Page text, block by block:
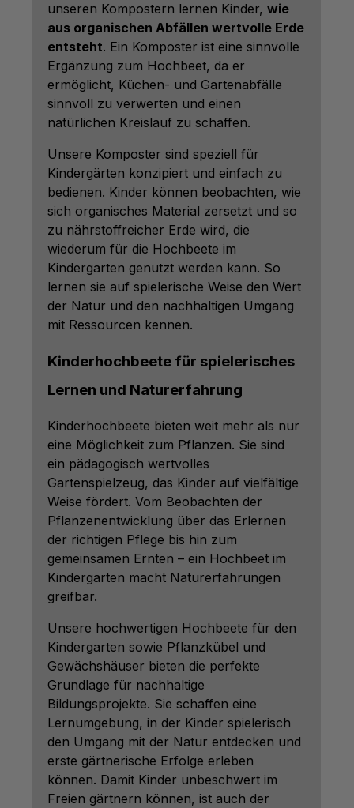
unseren Kompostern lernen Kinder, wie
aus organischen Abfällen wertvolle Erde
entsteht. Ein Komposter ist eine sinnvolle
Ergänzung zum Hochbeet, da er
ermöglicht, Küchen- und Gartenabfälle
sinnvoll zu verwerten und einen
natürlichen Kreislauf zu schaffen.
Unsere Komposter sind speziell für
Kindergärten konzipiert und einfach zu
bedienen. Kinder können beobachten, wie
sich organisches Material zersetzt und so
zu nährstoffreicher Erde wird, die
wiederum für die Hochbeete im
Kindergarten genutzt werden kann. So
lernen sie auf spielerische Weise den Wert
der Natur und den nachhaltigen Umgang
mit Ressourcen kennen.
Kinderhochbeete für spielerisches
Lernen und Naturerfahrung
Kinderhochbeete bieten weit mehr als nur
eine Möglichkeit zum Pflanzen. Sie sind
ein pädagogisch wertvolles
Gartenspielzeug, das Kinder auf vielfältige
Weise fördert. Vom Beobachten der
Pflanzenentwicklung über das Erlernen
der richtigen Pflege bis hin zum
gemeinsamen Ernten – ein Hochbeet im
Kindergarten macht Naturerfahrungen
greifbar.
Unsere hochwertigen Hochbeete für den
Kindergarten sowie Pflanzkübel und
Gewächshäuser bieten die perfekte
Grundlage für nachhaltige
Bildungsprojekte. Sie schaffen eine
Lernumgebung, in der Kinder spielerisch
den Umgang mit der Natur entdecken und
erste gärtnerische Erfolge erleben
können. Damit Kinder unbeschwert im
Freien gärtnern können, ist auch der